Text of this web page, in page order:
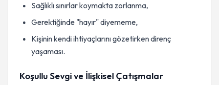
Sağlıklı sınırlar koymakta zorlanma,
Gerektiğinde "hayır" diyememe,
Kişinin kendi ihtiyaçlarını gözetirken direnç
yaşaması.
Koşullu Sevgi ve İlişkisel Çatışmalar